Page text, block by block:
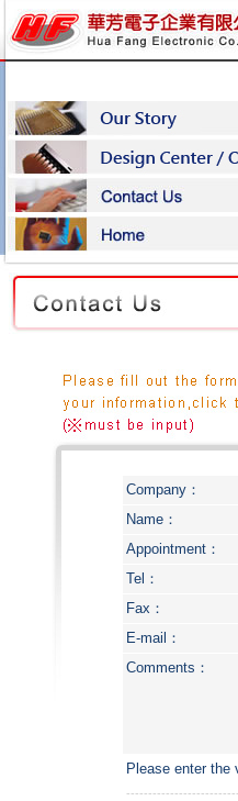
Company：
Name：
Appointment：
Tel：
Fax：
E-mail：
Comments ：
Please enter the